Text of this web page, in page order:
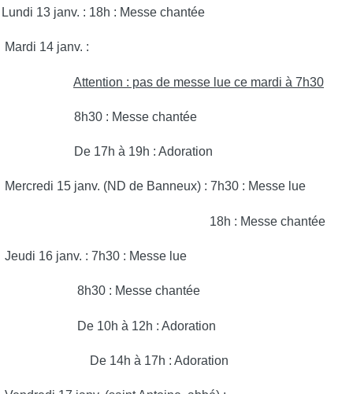
Lundi 13 janv. : 18h : Messe chantée
Mardi 14 janv. :
Attention : pas de messe lue ce mardi à 7h30
8h30 : Messe chantée
De 17h à 19h : Adoration
Mercredi 15 janv. (ND de Banneux) : 7h30 : Messe lue
18h : Messe chantée
Jeudi 16 janv. : 7h30 : Messe lue
8h30 : Messe chantée
De 10h à 12h : Adoration
De 14h à 17h : Adoration